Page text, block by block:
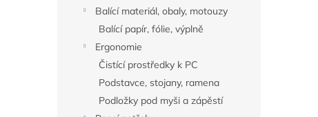
Balící materiál, obaly, motouzy
Balící papír, fólie, výplně
Ergonomie
Čistící prostředky k PC
Podstavce, stojany, ramena
Podložky pod myši a zápěstí